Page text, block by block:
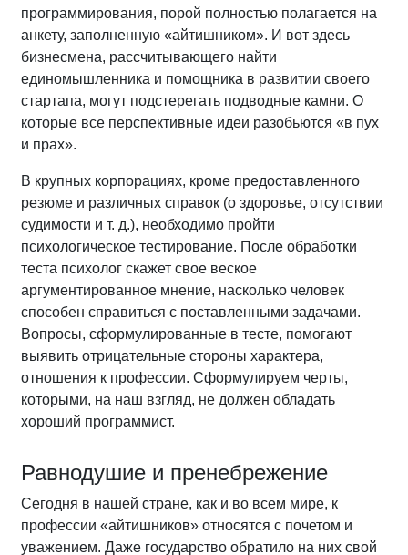
программирования, порой полностью полагается на
анкету, заполненную «айтишником». И вот здесь
бизнесмена, рассчитывающего найти
единомышленника и помощника в развитии своего
стартапа, могут подстерегать подводные камни. О
которые все перспективные идеи разобьются «в пух
и прах».
В крупных корпорациях, кроме предоставленного
резюме и различных справок (о здоровье, отсутствии
судимости и т. д.), необходимо пройти
психологическое тестирование. После обработки
теста психолог скажет свое веское
аргументированное мнение, насколько человек
способен справиться с поставленными задачами.
Вопросы, сформулированные в тесте, помогают
выявить отрицательные стороны характера,
отношения к профессии. Сформулируем черты,
которыми, на наш взгляд, не должен обладать
хороший программист.
Равнодушие и пренебрежение
Сегодня в нашей стране, как и во всем мире, к
профессии «айтишников» относятся с почетом и
уважением. Даже государство обратило на них свой